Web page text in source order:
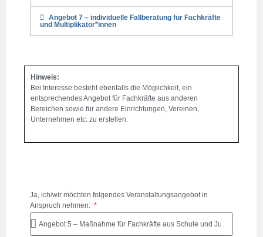
Angebot 7 – individuelle Fallberatung für Fachkräfte
und Multiplikator*innen
Hinweis:
Bei Interesse besteht ebenfalls die Möglichkeit, ein
entsprechendes Angebot für Fachkräfte aus anderen
Bereichen sowie für andere Einrichtungen, Vereinen,
Unternehmen etc. zu erstellen.
Ja, ich/wir möchten folgendes Veranstaltungsangebot in
Anspruch nehmen: